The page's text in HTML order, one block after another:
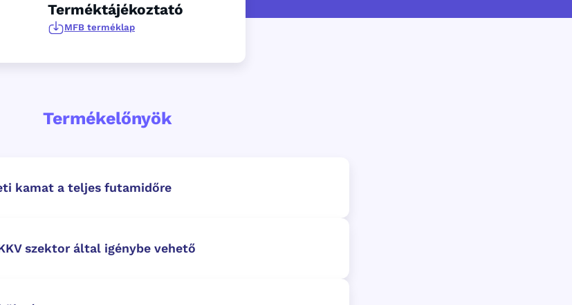
Terméktájékoztató
MFB terméklap
Termékelőnyök
kamat a teljes futamidőre
szektor által igénybe vehető